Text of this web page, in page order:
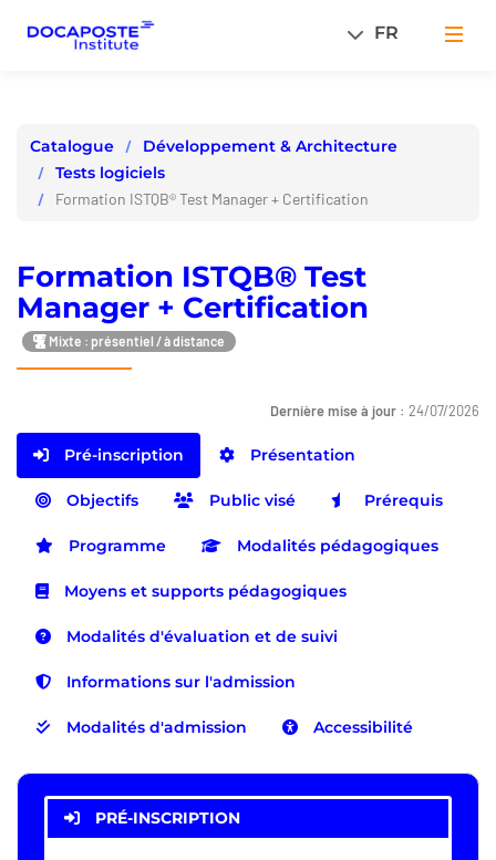
FR
Catalogue
Développement & Architecture
Tests logiciels
Formation ISTQB® Test Manager + Certification
Formation ISTQB® Test
Manager + Certification
Mixte : présentiel / à distance
Dernière mise à jour : 24/07/2026
Pré-inscription Présentation
Objectifs Public visé Prérequis
Programme Modalités pédagogiques
Moyens et supports pédagogiques
Modalités d'évaluation et de suivi
Informations sur l'admission
Modalités d'admission Accessibilité
PRÉ-INSCRIPTION